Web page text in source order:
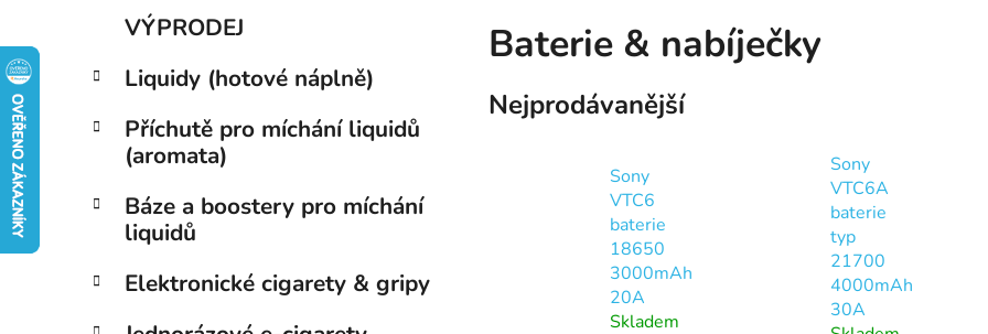
s
r
n
p
Přeskočit
kategorie
e
o
e
VÝPRODEJ
Liquidy (hotové náplně)
Příchutě pro míchání liquidů
(aromata)
Báze a boostery pro míchání
liquidů
Elektronické cigarety & gripy
Baterie & nabíječky
Nejprodávanější
Sony
VTC6
baterie
18650
3000mAh
20A
Skladem
Sony
VTC6A
baterie
typ
21700
4000mAh
30A